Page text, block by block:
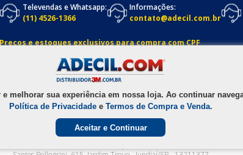
melhorar sua experiência em nossa loja. Ao continuar
Política de Privacidade e Termos de Compra e Venda.
Aceitar e Continuar
Televendas e Whatsapp:
(11) 4526-1366
Informações:
contato@adecil.com.br
Preços e estoques exclusivos para compra com CPF